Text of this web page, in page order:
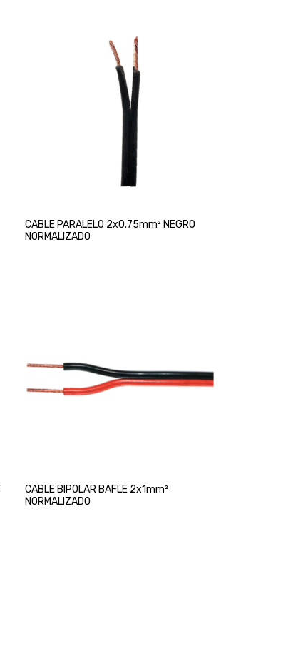
CABLE PARALELO 2x0.75mm² NEGRO
NORMALIZADO
CABLE BIPOLAR BAFLE 2x1mm²
NORMALIZADO